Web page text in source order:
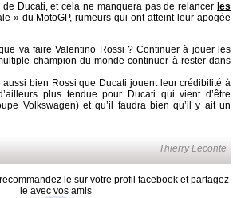
Ducati, et cela ne manquera pas de relancer les
» du MotoGP, rumeurs qui ont atteint leur apogée
va faire Valentino Rossi ? Continuer à jouer les
champion du monde continuer à rester dans
aussi bien Rossi que Ducati jouent leur crédibilité à
plus tendue pour Ducati qui vient d’être
Volkswagen) et qu’il faudra bien qu’il y ait un
Thierry Leconte
le sur votre profil facebook et partagez
le avec vos amis